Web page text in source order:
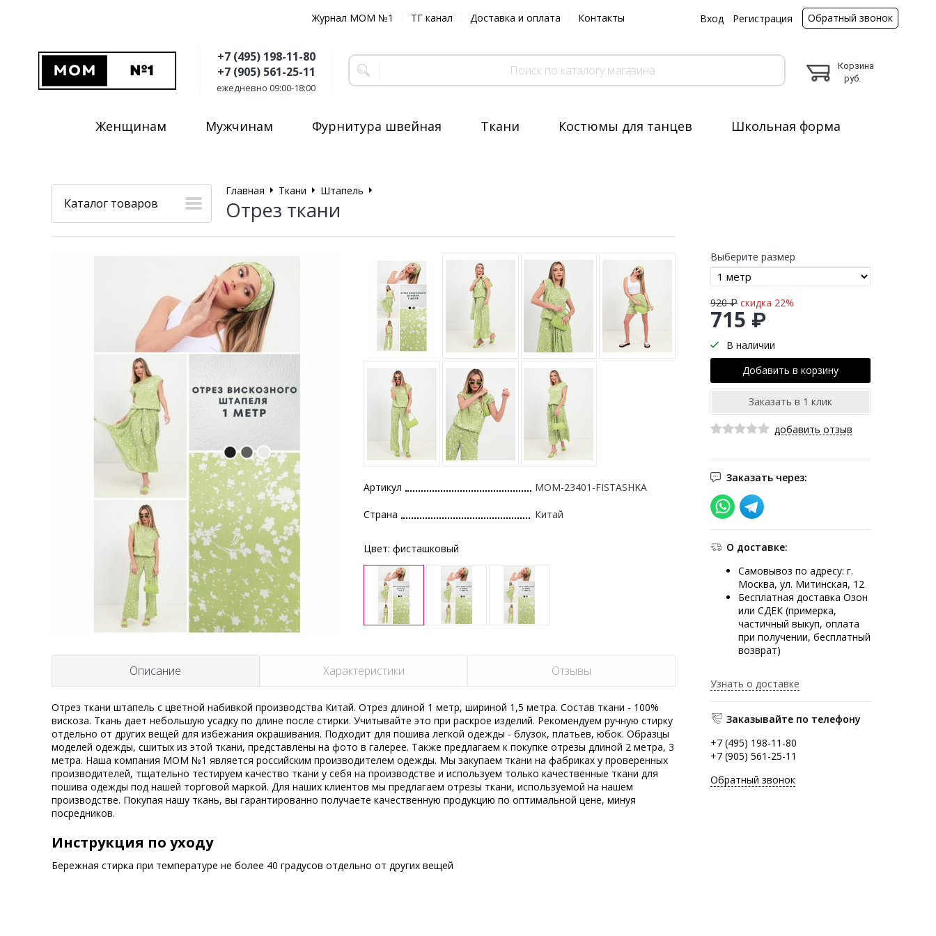
Журнал MOM №1 ТГ канал Доставка и оплата Контакты Вход Регистрация Обратный звонок
+7 (495) 198-11-80
+7 (905) 561-25-11
ежедневно 09:00-18:00
Корзина
руб.
Женщинам Мужчинам Фурнитура швейная Ткани Костюмы для танцев Школьная форма
Каталог товаров
Главная Ткани Штапель
Отрез ткани
Выберите размер
715 ₽
920 ₽ скидка 22%
В наличии
добавить отзыв
Заказать через:
О доставке:
Самовывоз по адресу: г.
Москва, ул. Митинская, 12
Бесплатная доставка Озон
или СДЕК (примерка,
частичный выкуп, оплата
при получении, бесплатный
возврат)
Узнать о доставке
Заказывайте по телефону
+7 (495) 198-11-80
+7 (905) 561-25-11
Обратный звонок
Артикул MOM-23401-FISTASHKA
Страна Китай
Цвет: фисташковый
Описание Характеристики Отзывы
Отрез ткани штапель с цветной набивкой производства Китай. Отрез длиной 1 метр, шириной 1,5 метра. Состав ткани - 100%
вискоза. Ткань дает небольшую усадку по длине после стирки. Учитывайте это при раскрое изделий. Рекомендуем ручную стирку
отдельно от других вещей для избежания окрашивания. Подходит для пошива легкой одежды - блузок, платьев, юбок. Образцы
моделей одежды, сшитых из этой ткани, представлены на фото в галерее. Также предлагаем к покупке отрезы длиной 2 метра, 3
метра. Наша компания MOM №1 является российским производителем одежды. Мы закупаем ткани на фабриках у проверенных
производителей, тщательно тестируем качество ткани у себя на производстве и используем только качественные ткани для
пошива одежды под нашей торговой маркой. Для наших клиентов мы предлагаем отрезы ткани, используемой на нашем
производстве. Покупая нашу ткань, вы гарантированно получаете качественную продукцию по оптимальной цене, минуя
посредников.
Инструкция по уходу
Бережная стирка при температуре не более 40 градусов отдельно от других вещей